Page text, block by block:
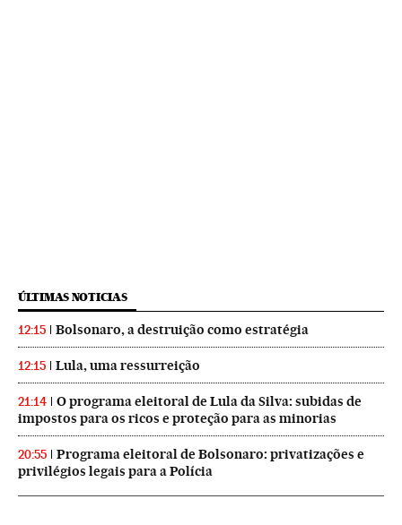
ÚLTIMAS NOTICIAS
12:15 Bolsonaro, a destruição como estratégia
12:15 Lula, uma ressurreição
21:14
O programa eleitoral de Lula da Silva: subidas de
impostos para os ricos e proteção para as minorias
20:55
Programa eleitoral de Bolsonaro: privatizações e
privilégios legais para a Polícia